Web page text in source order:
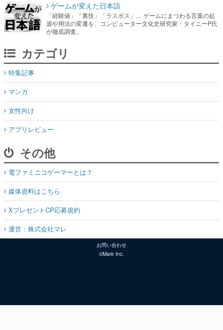
ゲームが変えた日本語
「経験値」「裏技」「ラスボス」… ゲームにまつわる言葉の起
源や用法の変遷を、コンピューター文化史研究家・タイニーP氏
が徹底調査。
カテゴリ
特集記事
マンガ
女性向け
アプリレビュー
その他
電ファミニコゲーマーとは？
媒体資料はこちら
XプレゼントCP応募規約
運営：株式会社マレ
お問い合わせ
©Mare Inc.